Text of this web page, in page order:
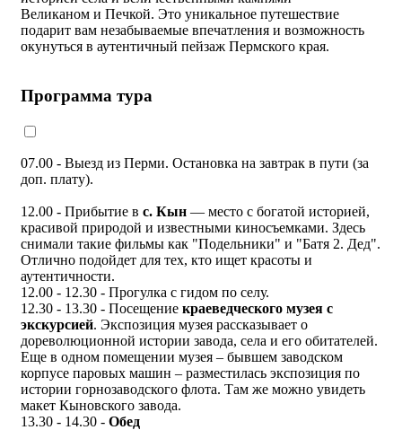
Великаном и Печкой. Это уникальное путешествие
подарит вам незабываемые впечатления и возможность
окунуться в аутентичный пейзаж Пермского края.
Программа тура
07.00 - Выезд из Перми. Остановка на завтрак в пути (за
доп. плату).
12.00 - Прибытие в с. Кын — место с богатой историей,
красивой природой и известными киносъемками. Здесь
снимали такие фильмы как "Подельники" и "Батя 2. Дед".
Отлично подойдет для тех, кто ищет красоты и
аутентичности.
12.00 - 12.30 - Прогулка с гидом по селу.
12.30 - 13.30 - Посещение краеведческого музея с
экскурсией. Экспозиция музея рассказывает о
дореволюционной истории завода, села и его обитателей.
Еще в одном помещении музея – бывшем заводском
корпусе паровых машин – разместилась экспозиция по
истории горнозаводского флота. Там же можно увидеть
макет Кыновского завода.
13.30 - 14.30 - Обед